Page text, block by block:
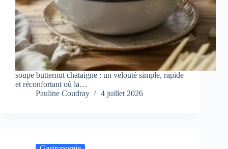
soupe butternut chataigne : un velouté simple, rapide
et réconfortant où la…
Pauline Coudray
4 juillet 2026